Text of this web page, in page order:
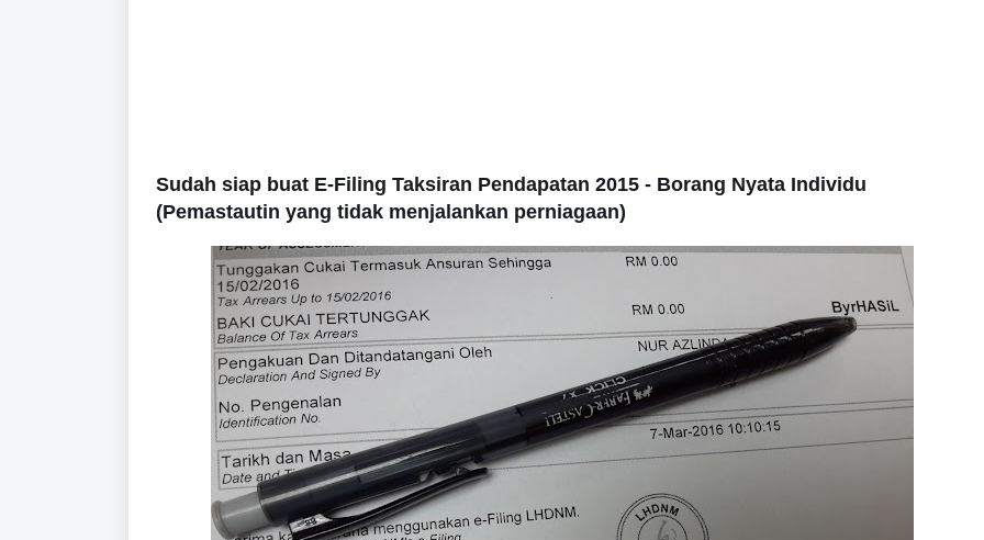
Sudah siap buat E-Filing Taksiran Pendapatan 2015 - Borang Nyata Individu
(Pemastautin yang tidak menjalankan perniagaan)